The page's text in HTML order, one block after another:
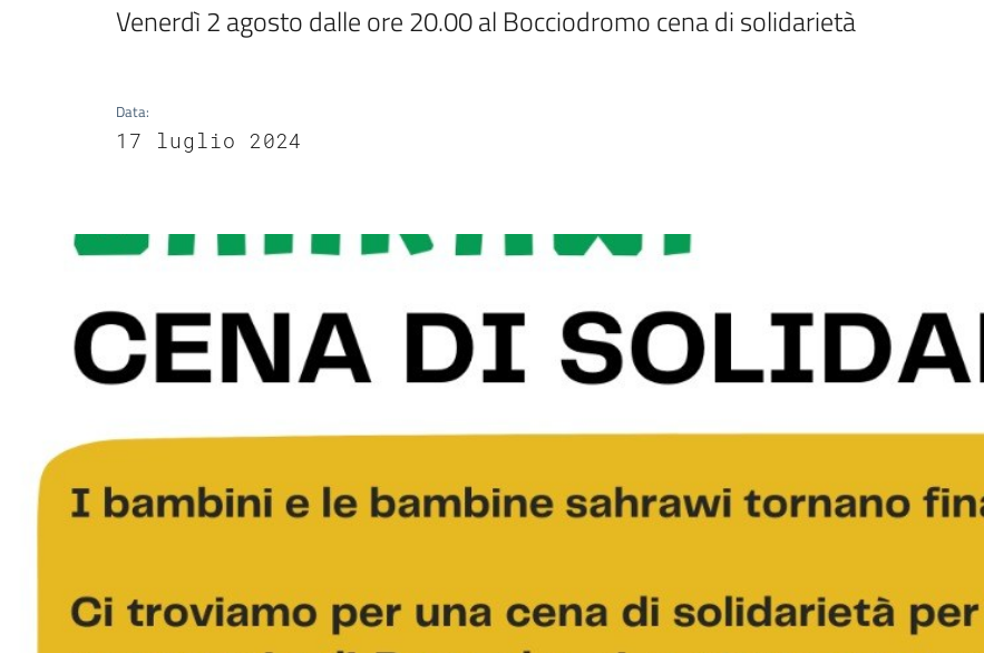
Venerdì 2 agosto dalle ore 20.00 al Bocciodromo cena di solidarietà
Data:
17 luglio 2024